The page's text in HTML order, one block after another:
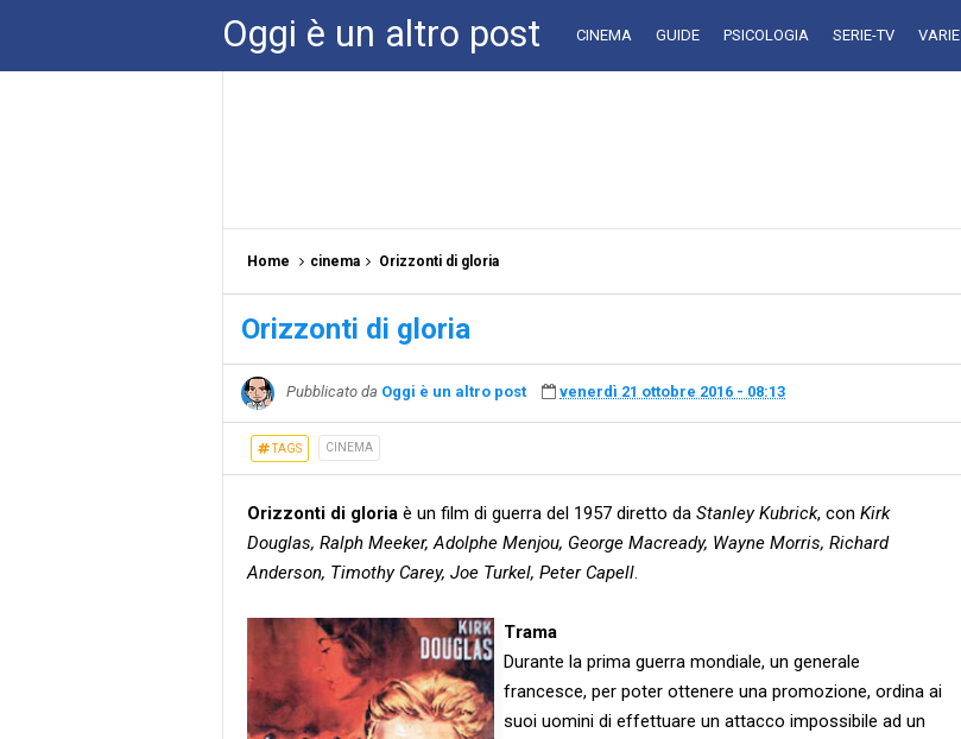
Oggi è un altro post CINEMA GUIDE PSICOLOGIA SERIE-TV VARIE
Home cinema Orizzonti di gloria
Orizzonti di gloria
Pubblicato da Oggi è un altro post venerdì 21 ottobre 2016 - 08:13
TAGS CINEMA
Orizzonti di gloria è un film di guerra del 1957 diretto da Stanley Kubrick, con Kirk
Douglas, Ralph Meeker, Adolphe Menjou, George Macready, Wayne Morris, Richard
Anderson, Timothy Carey, Joe Turkel, Peter Capell.
Trama
Durante la prima guerra mondiale, un generale
francesce, per poter ottenere una promozione, ordina ai
suoi uomini di effettuare un attacco impossibile ad un